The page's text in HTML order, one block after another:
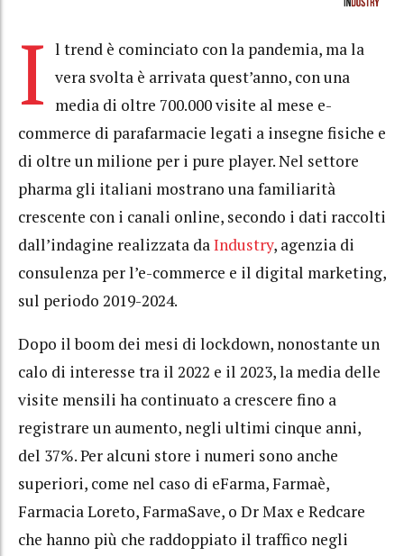
I l trend è cominciato con la pandemia, ma la
vera svolta è arrivata quest’anno, con una
media di oltre 700.000 visite al mese e-
commerce di parafarmacie legati a insegne fisiche e
di oltre un milione per i pure player. Nel settore
pharma gli italiani mostrano una familiarità
crescente con i canali online, secondo i dati raccolti
dall’indagine realizzata da Industry, agenzia di
consulenza per l’e-commerce e il digital marketing,
sul periodo 2019-2024.
Dopo il boom dei mesi di lockdown, nonostante un
calo di interesse tra il 2022 e il 2023, la media delle
visite mensili ha continuato a crescere fino a
registrare un aumento, negli ultimi cinque anni,
del 37%. Per alcuni store i numeri sono anche
superiori, come nel caso di eFarma, Farmaè,
Farmacia Loreto, FarmaSave, o Dr Max e Redcare
che hanno più che raddoppiato il traffico negli